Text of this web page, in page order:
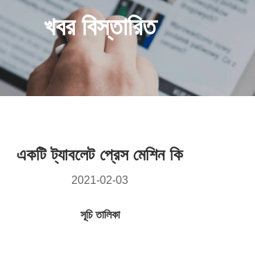
খবর বিস্তারিত
একটি ট্যাবলেট প্রেস মেশিন কি
2021-02-03
সূচি তালিকা